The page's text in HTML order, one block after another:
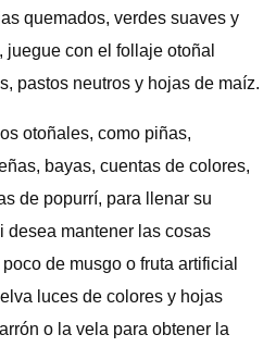
quemados, verdes suaves y
juegue con el follaje otoñal
pastos neutros y hojas de maíz.
otoñales, como piñas,
bayas, cuentas de colores,
de popurrí, para llenar su
desea mantener las cosas
de musgo o fruta artificial
luces de colores y hojas
o la vela para obtener la